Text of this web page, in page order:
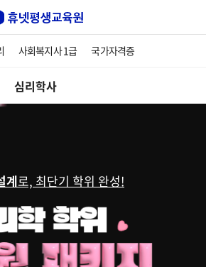
사회복지사 1급 국가자격증
심리학사
계로, 최단기 학위 완성!